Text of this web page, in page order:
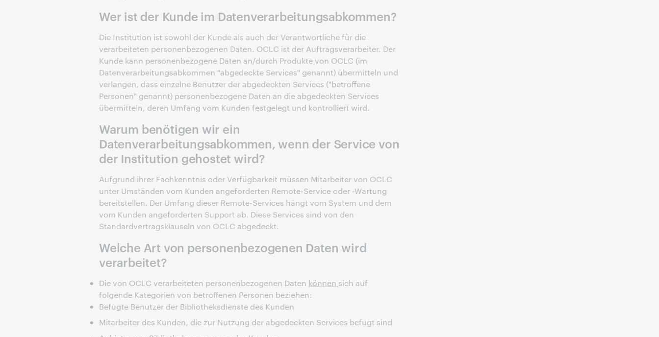
Wer ist der Kunde im Datenverarbeitungsabkommen?
Die Institution ist sowohl der Kunde als auch der Verantwortliche für die
verarbeiteten personenbezogenen Daten. OCLC ist der Auftragsverarbeiter. Der
Kunde kann personenbezogene Daten an/durch Produkte von OCLC (im
Datenverarbeitungsabkommen "abgedeckte Services" genannt) übermitteln und
verlangen, dass einzelne Benutzer der abgedeckten Services ("betroffene
Personen" genannt) personenbezogene Daten an die abgedeckten Services
übermitteln, deren Umfang vom Kunden festgelegt und kontrolliert wird.
Warum benötigen wir ein
Datenverarbeitungsabkommen, wenn der Service von
der Institution gehostet wird?
Aufgrund ihrer Fachkenntnis oder Verfügbarkeit müssen Mitarbeiter von OCLC
unter Umständen vom Kunden angeforderten Remote-Service oder -Wartung
bereitstellen. Der Umfang dieser Remote-Services hängt vom System und dem
vom Kunden angeforderten Support ab. Diese Services sind von den
Standardvertragsklauseln von OCLC abgedeckt.
Welche Art von personenbezogenen Daten wird
verarbeitet?
Die von OCLC verarbeiteten personenbezogenen Daten können sich auf
folgende Kategorien von betroffenen Personen beziehen:
Befugte Benutzer der Bibliotheksdienste des Kunden
Mitarbeiter des Kunden, die zur Nutzung der abgedeckten Services befugt sind